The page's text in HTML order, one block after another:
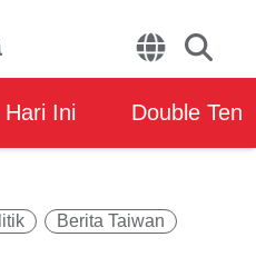
Hari Ini Double Ten
Berita Taiwan